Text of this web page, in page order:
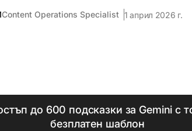
Content Operations Specialist 1 април 2026 г.
до 600 подсказки за Gemini с
безплатен шаблон